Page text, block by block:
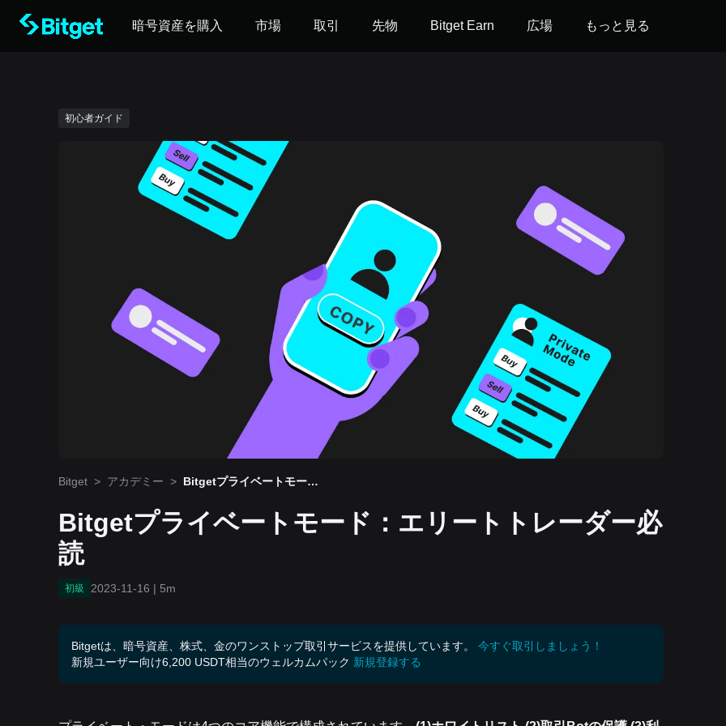
暗号資産を購入 市場 取引 先物 Bitget Earn 広場 もっと見る
初心者ガイド
Bitget > アカデミー > Bitgetプライベートモー
Bitgetプライベートモード：エリートトレーダー必
読
初級 2023-11-16 | 5m
Bitgetは、暗号資産、株式、金のワンストップ取引サービスを提供しています。
今すぐ取引しましょう！
新規ユーザー向け6,200 USDT相当のウェルカムパック 新規登録する